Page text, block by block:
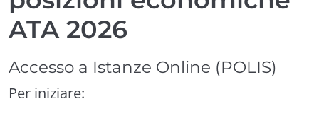
ATA 2026
Accesso a Istanze Online (POLIS)
Per iniziare: